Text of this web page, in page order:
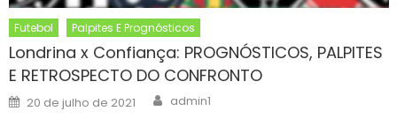
Futebol Palpites E Prognósticos
Londrina x Confiança: PROGNÓSTICOS, PALPITES
E RETROSPECTO DO CONFRONTO
Posted
on
20 de julho de 2021 Author
admin1